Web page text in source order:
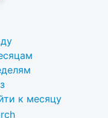
к месяцу